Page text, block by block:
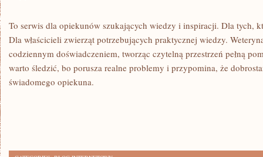
To serwis dla opiekunów szukających wiedzy i inspiracji. Dla tych,
Dla właścicieli zwierząt potrzebujących praktycznej wiedzy.
codziennym doświadczeniem, tworząc czytelną przestrzeń pełną
warto śledzić, bo porusza realne problemy i przypomina, że
świadomego opiekuna.